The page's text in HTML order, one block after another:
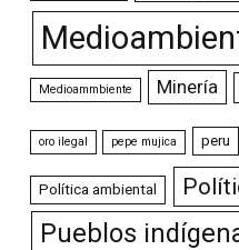
Medioammbiente Minería
oro ilegal pepe mujica peru
Política ambiental
Pueblos